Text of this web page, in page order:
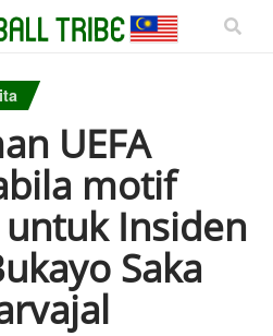
UEFA
motif
Insiden
Saka